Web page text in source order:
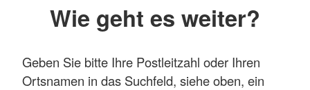
Wie geht es weiter?
Geben Sie bitte Ihre Postleitzahl oder Ihren
Ortsnamen in das Suchfeld, siehe oben, ein